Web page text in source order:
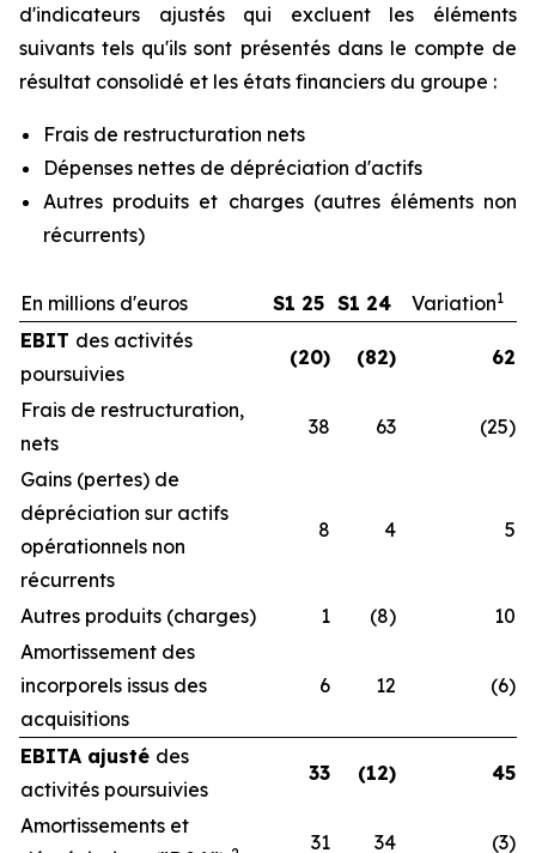
d'indicateurs ajustés qui excluent les éléments
suivants tels qu'ils sont présentés dans le compte de
résultat consolidé et les états financiers du groupe :
Frais de restructuration nets
Dépenses nettes de dépréciation d'actifs
Autres produits et charges (autres éléments non
récurrents)
En millions d'euros S1 25 S1 24 Variation1
EBIT des activités
poursuivies
(20) (82) 62
Frais de restructuration,
nets
38 63 (25)
Gains (pertes) de
dépréciation sur actifs
opérationnels non
récurrents
8 4 5
Autres produits (charges) 1 (8)
10
Amortissement des
incorporels issus des
acquisitions
6 12 (6)
EBITA ajusté des
activités poursuivies
33 (12) 45
Amortissements et
31 34 (3)